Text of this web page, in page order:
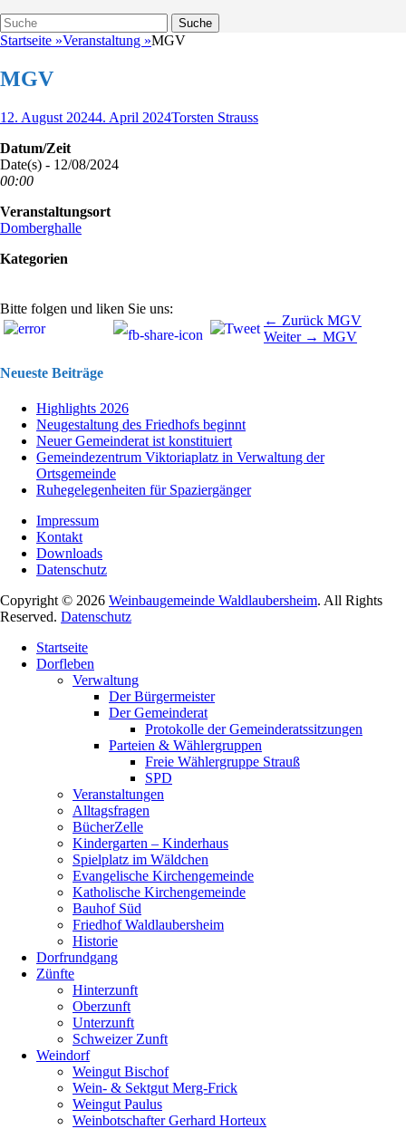
Suche
Suche
nach:
Startseite »Veranstaltung »MGV
MGV
Veröffentlicht
12. August 20244. April 2024Autor
Torsten Strauss
Datum/Zeit
Date(s) - 12/08/2024
00:00
Veranstaltungsort
Domberghalle
Kategorien
Bitte folgen und liken Sie uns:
Beitragsnavigation ← Zurück
Beitrag:
MGV
Weiter → Nächster
MGV
Neueste Beiträge
Highlights 2026
Neugestaltung des Friedhofs beginnt
Neuer Gemeinderat ist konstituiert
Gemeindezentrum Viktoriaplatz in Verwaltung der
Ortsgemeinde
Ruhegelegenheiten für Spaziergänger
Impressum
Kontakt
Downloads
Datenschutz
Copyright © 2026 Weinbaugemeinde Waldlaubersheim. All Rights
Reserved. Datenschutz
oben
scrollen
Startseite
Dorfleben
Verwaltung
Der Bürgermeister
Der Gemeinderat
Protokolle der Gemeinderatssitzungen
Parteien & Wählergruppen
Freie Wählergruppe Strauß
SPD
Veranstaltungen
Alltagsfragen
BücherZelle
Kindergarten – Kinderhaus
Spielplatz im Wäldchen
Evangelische Kirchengemeinde
Katholische Kirchengemeinde
Bauhof Süd
Friedhof Waldlaubersheim
Historie
Dorfrundgang
Zünfte
Hinterzunft
Oberzunft
Unterzunft
Schweizer Zunft
Weindorf
Weingut Bischof
Wein- & Sektgut Merg-Frick
Weingut Paulus
Weinbotschafter Gerhard Horteux